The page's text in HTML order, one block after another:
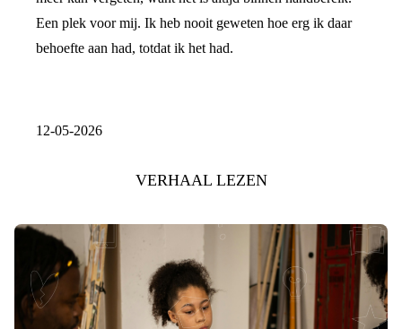
Een plek voor mij. Ik heb nooit geweten hoe erg ik daar
behoefte aan had, totdat ik het had.
12-05-2026
VERHAAL LEZEN